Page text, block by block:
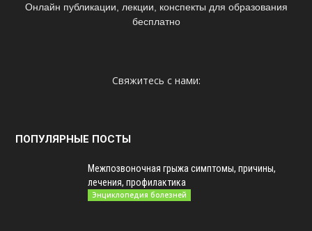
Онлайн публикации, лекции, конспекты для образования
бесплатно
Свяжитесь с нами:
ПОПУЛЯРНЫЕ ПОСТЫ
Межпозвоночная грыжа симптомы, причины,
лечения, профилактика
Энциклопедия болезней